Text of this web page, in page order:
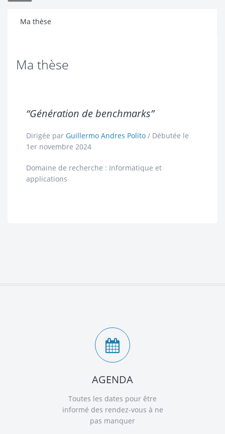
Ma thèse
Ma thèse
“Génération de benchmarks”
Dirigée par Guillermo Andres Polito / Débutée le
1er novembre 2024
Domaine de recherche : Informatique et
applications
AGENDA
Toutes les dates pour être
informé des rendez-vous à ne
pas manquer